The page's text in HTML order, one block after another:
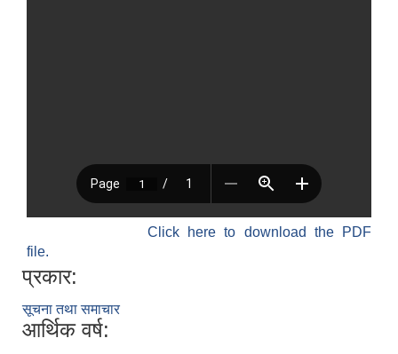
Click here to download the PDF
file.
प्रकार:
सूचना तथा समाचार
आर्थिक वर्ष: